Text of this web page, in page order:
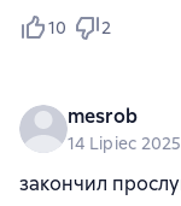
10 2
mesrob
14 Lipiec 2025
закончил